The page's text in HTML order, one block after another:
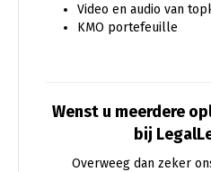
Video en audio van
KMO portefeuille
Wenst u meerdere
bij
Overweeg dan zeker